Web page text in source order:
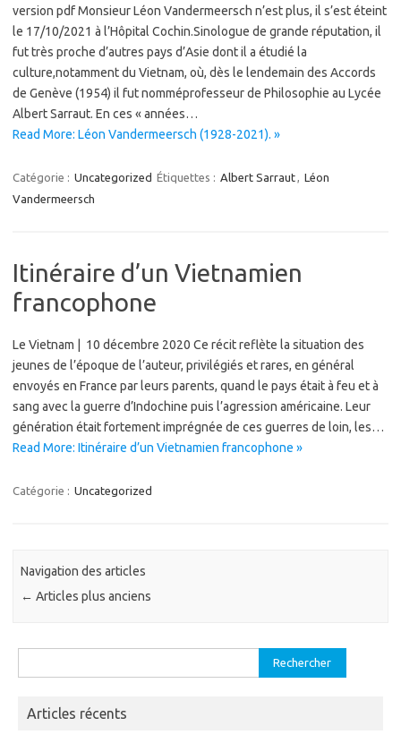
version pdf Monsieur Léon Vandermeersch n’est plus, il s’est éteint
le 17/10/2021 à l’Hôpital Cochin.Sinologue de grande réputation, il
fut très proche d’autres pays d’Asie dont il a étudié la
culture,notamment du Vietnam, où, dès le lendemain des Accords
de Genève (1954) il fut nomméprofesseur de Philosophie au Lycée
Albert Sarraut. En ces « années…
Read More: Léon Vandermeersch (1928-2021). »
Catégorie : Uncategorized Étiquettes : Albert Sarraut, Léon
Vandermeersch
Itinéraire d’un Vietnamien
francophone
Le Vietnam | 10 décembre 2020 Ce récit reflète la situation des
jeunes de l’époque de l’auteur, privilégiés et rares, en général
envoyés en France par leurs parents, quand le pays était à feu et à
sang avec la guerre d’Indochine puis l’agression américaine. Leur
génération était fortement imprégnée de ces guerres de loin, les…
Read More: Itinéraire d’un Vietnamien francophone »
Catégorie : Uncategorized
Navigation des articles
← Articles plus anciens
Articles récents